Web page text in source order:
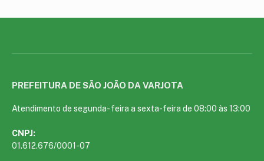
PREFEITURA DE SÃO JOÃO DA VARJOTA
Atendimento de segunda- feira a sexta-feira de 08:00 às 13:00
CNPJ:
01.612.676/0001-07